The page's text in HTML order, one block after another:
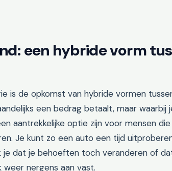
een hybride vorm
is de opkomst van hybride vormen
een bedrag betaalt, maar waarbij
aantrekkelijke optie zijn voor mensen
Je kunt zo een auto een tijd
je dat je behoeften toch veranderen of
nergens aan vast.